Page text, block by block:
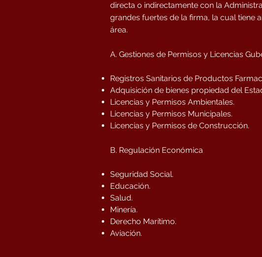
directa o indirectamente con la
grandes fuertes de la firma, la cual tiene
área.
A. Gestiones de Permisos y Licencias
Registros Sanitarios de Productos
Adquisición de bienes propiedad del
Licencias y Permisos Ambientales.
Licencias y Permisos Municipales.
Licencias y Permisos de Construcción.
B. Regulación Económica
Seguridad Social.
Educación.
Salud.
Minería.
Derecho Marítimo.
Aviación.